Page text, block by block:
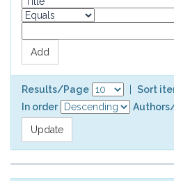
Results/Page
Sort
In order